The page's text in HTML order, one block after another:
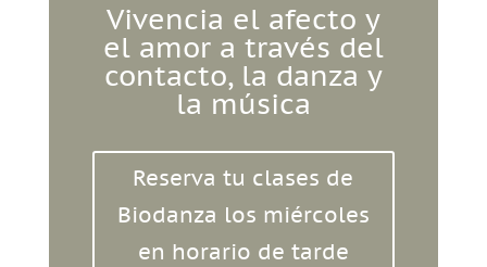
Vivencia el afecto y
el amor a través del
contacto, la danza y
la música
Reserva tu clases de
Biodanza los miércoles
en horario de tarde